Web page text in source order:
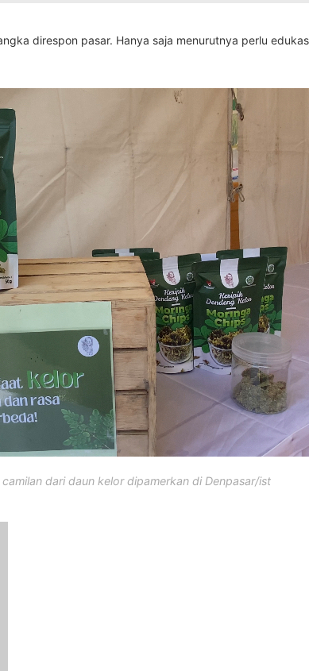
direspon pasar. Hanya saja menurutnya perlu
dari daun kelor dipamerkan di Denpasar/ist